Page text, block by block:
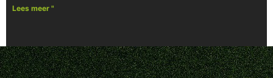
Lees meer "